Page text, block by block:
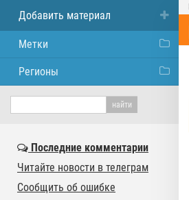
Добавить материал
Метки
Регионы
Последние комментарии
Читайте новости в телеграм
Сообщить об ошибке